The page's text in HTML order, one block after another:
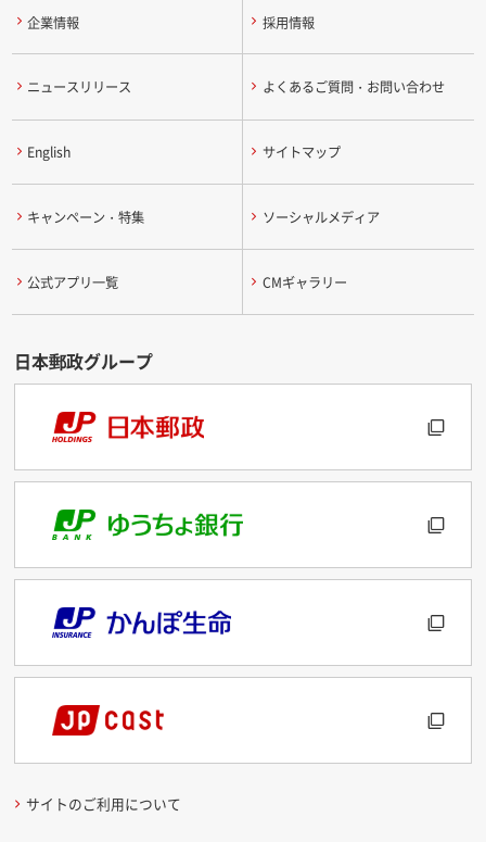
企業情報 採用情報
ニュースリリース よくあるご質問・お問い合わせ
English サイトマップ
キャンペーン・特集 ソーシャルメディア
公式アプリ一覧 CMギャラリー
サイトのご利用について